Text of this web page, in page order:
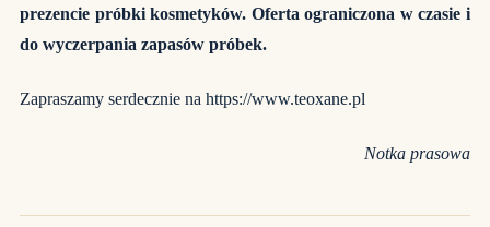
prezencie próbki kosmetyków. Oferta ograniczona w czasie i
do wyczerpania zapasów próbek.
Zapraszamy serdecznie na https://www.teoxane.pl
Notka prasowa